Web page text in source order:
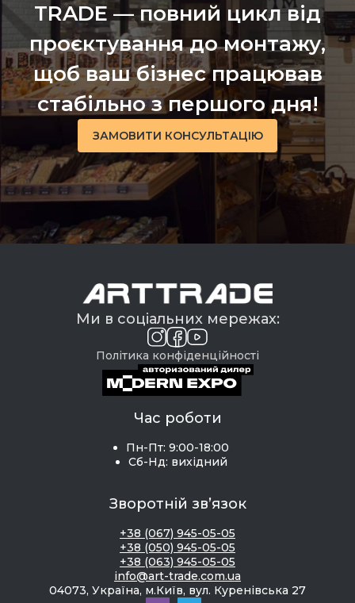
TRADE — повний цикл від
проєктування до монтажу,
щоб ваш бізнес працював
стабільно з першого дня!
ЗАМОВИТИ КОНСУЛЬТАЦІЮ
Ми в соціальних мережах:
Політика конфіденційності
Час роботи
Пн-Пт: 9:00-18:00
Сб-Нд: вихідний
Зворотній зв’язок
+38 (067) 945-05-05
+38 (050) 945-05-05
+38 (063) 945-05-05
info@art-trade.com.ua
04073, Україна, м.Київ, вул. Куренівська 27